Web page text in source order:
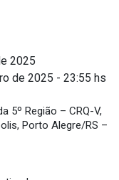
2025
de 2025 - 23:55 hs
5º Região – CRQ-V,
Porto Alegre/RS –